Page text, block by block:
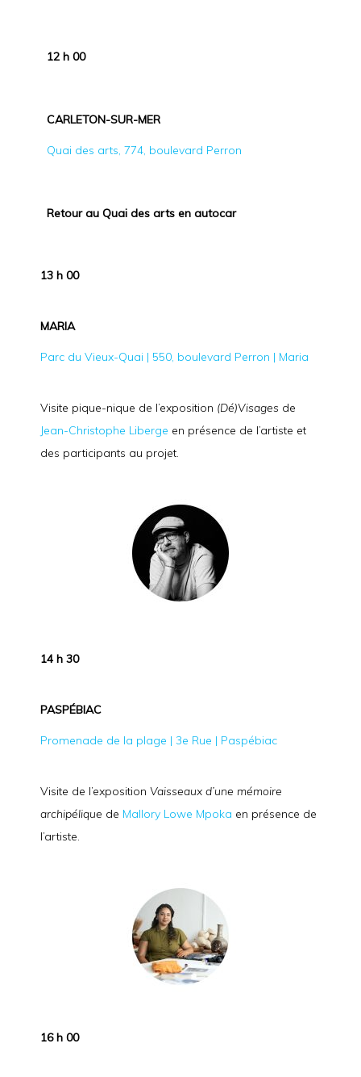
12 h 00
CARLETON-SUR-MER
Quai des arts, 774, boulevard Perron
Retour au Quai des arts en autocar
13 h 00
MARIA
Parc du Vieux-Quai | 550, boulevard Perron | Maria
Visite pique-nique de l’exposition (Dé)Visages de
Jean-Christophe Liberge en présence de l’artiste et
des participants au projet.
14 h 30
PASPÉBIAC
Promenade de la plage | 3e Rue | Paspébiac
Visite de l’exposition Vaisseaux d’une mémoire
archipélique de Mallory Lowe Mpoka en présence de
l’artiste.
16 h 00